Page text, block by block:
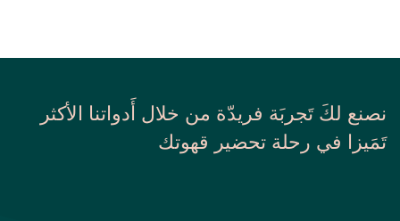
نصنع لكَ تَجربَة فريدّة من خلال أَدواتنا الأكثر
تَمَيزا في رحلة تحضير قهوتك